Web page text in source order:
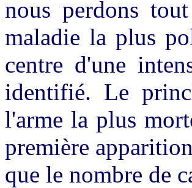
nous perdons
maladie la plus
centre d'une
identifié. Le
l'arme la plus
première
que le nombre de